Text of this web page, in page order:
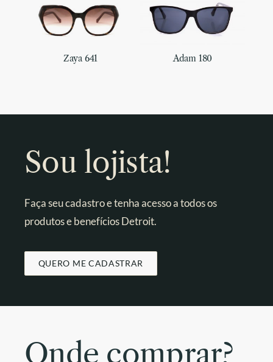
Zaya 641 Adam 180
Sou lojista!
Faça seu cadastro e tenha acesso a todos os
produtos e benefícios Detroit.
QUERO ME CADASTRAR
Onde comprar?